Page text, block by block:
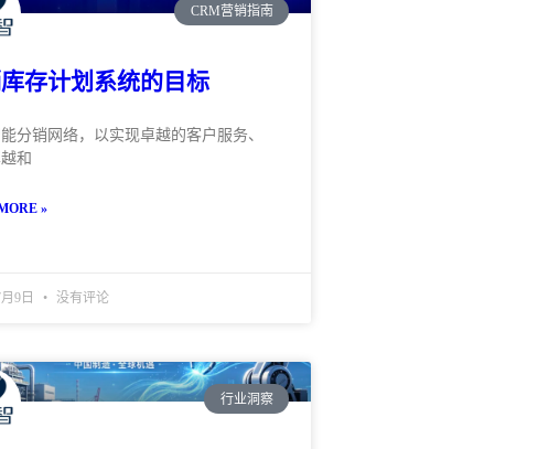
CRM营销指南
存计划系统的目标
分销网络，以实现卓越的客户服务、
和
»
9日 没有评论
行业洞察